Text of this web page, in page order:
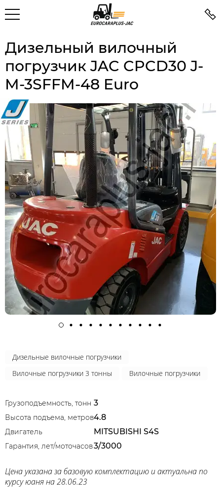
Дизельный вилочный
погрузчик JAC CPCD30 J-
M-3SFFM-48 Euro
Дизельные вилочные погрузчики
Вилочные погрузчики 3 тонны
Вилочные погрузчики
Грузоподъемность, тонн 3
Высота подъема, метров4.8
Двигатель MITSUBISHI S4S
Гарантия, лет/моточасов3/3000
Цена указана за базовую комплектацию и актуальна по
курсу юаня на 28.06.23